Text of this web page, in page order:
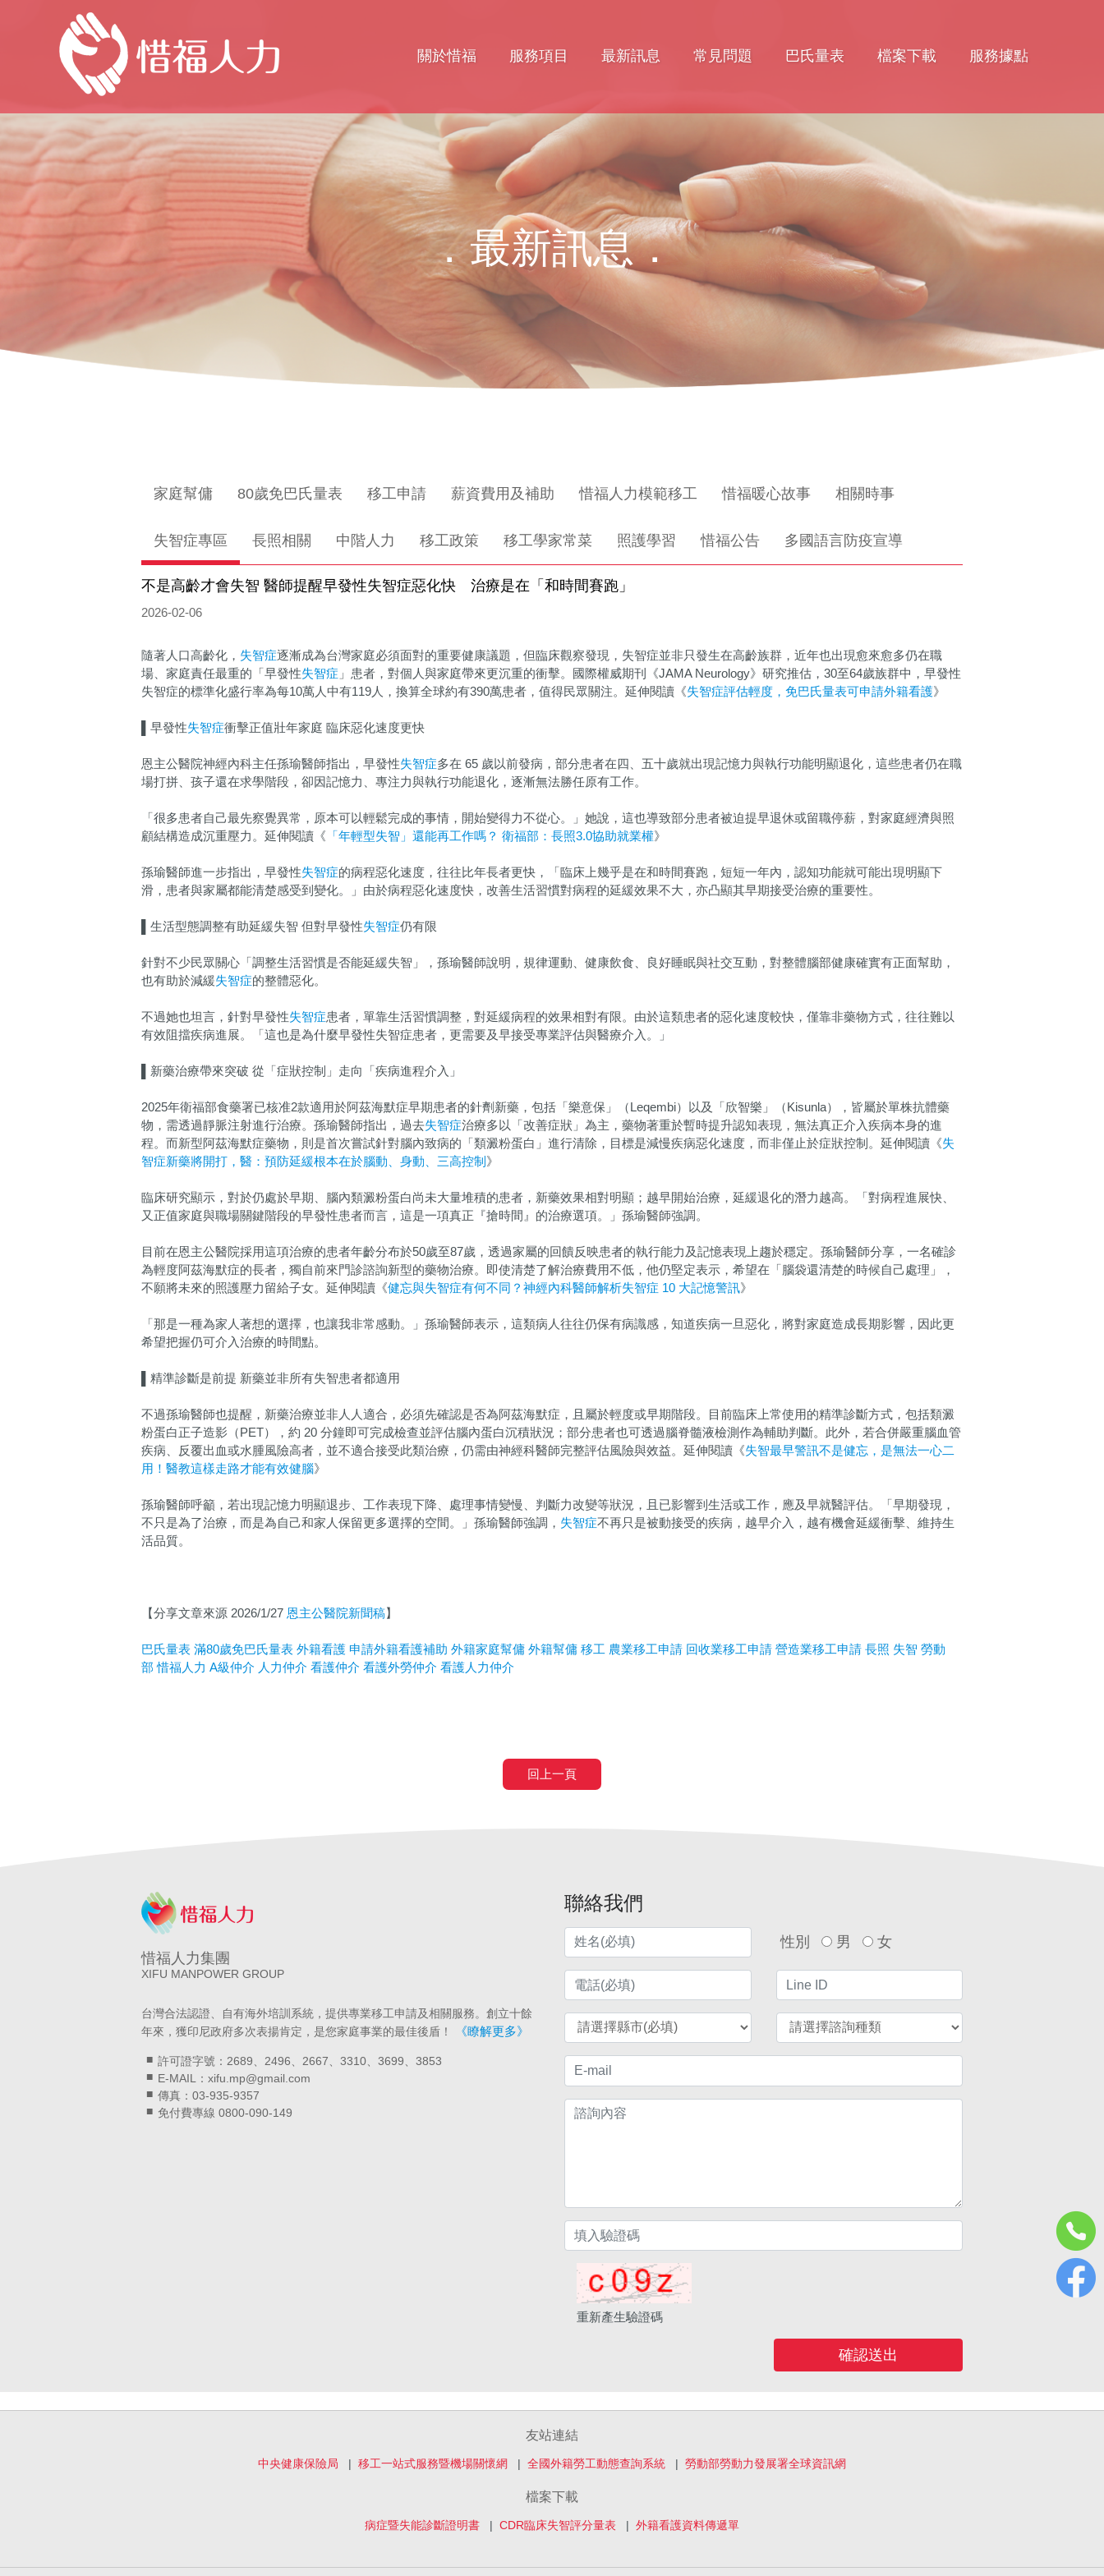
關於惜福 服務項目 最新訊息 常見問題 巴氏量表 檔案下載 服務據點
．最新訊息．
家庭幫傭 80歲免巴氏量表 移工申請 薪資費用及補助 惜福人力模範移工 惜福暖心故事 相關時事
失智症專區 長照相關 中階人力 移工政策 移工學家常菜 照護學習 惜福公告 多國語言防疫宣導
不是高齡才會失智 醫師提醒早發性失智症惡化快 治療是在「和時間賽跑」
2026-02-06
隨著人口高齡化， 失智症逐漸成為台灣家庭必須面對的重要健康議題，但臨床觀察發現，失智症並非只發生在高齡族群，近年也出現愈來愈多仍在職
場、家庭責任最重的「早發性失智症 」患者，對個人與家庭帶來更沉重的衝擊。國際權威期刊《JAMA Neurology》研究推估，30至64歲族群中，早發性
失智症的標準化盛行率為每10萬人中有119人，換算全球約有390萬患者，值得民眾關注。延伸閱讀《失智症評估輕度，免巴氏量表可申請外籍看護》
▌早發性失智症衝擊正值壯年家庭 臨床惡化速度更快
恩主公醫院神經內科主任孫瑜醫師指出，早發性失智症多在 65 歲以前發病，部分患者在四、五十歲就出現記憶力與執行功能明顯退化，這些患者仍在職
場打拼、孩子還在求學階段，卻因記憶力、專注力與執行功能退化，逐漸無法勝任原有工作。
「很多患者自己最先察覺異常，原本可以輕鬆完成的事情，開始變得力不從心。」她說，這也導致部分患者被迫提早退休或留職停薪，對家庭經濟與照
顧結構造成沉重壓力。延伸閱讀《 「年輕型失智」還能再工作嗎？ 衛福部：長照3.0協助就業權》
孫瑜醫師進一步指出，早發性失智症的病程惡化速度，往往比年長者更快，「臨床上幾乎是在和時間賽跑，短短一年內，認知功能就可能出現明顯下
滑，患者與家屬都能清楚感受到變化。」由於病程惡化速度快，改善生活習慣對病程的延緩效果不大，亦凸顯其早期接受治療的重要性。
▌生活型態調整有助延緩失智 但對早發性失智症仍有限
針對不少民眾關心「調整生活習慣是否能延緩失智」，孫瑜醫師說明，規律運動、健康飲食、良好睡眠與社交互動，對整體腦部健康確實有正面幫助，
也有助於減緩失智症的整體惡化。
不過她也坦言，針對早發性失智症患者，單靠生活習慣調整，對延緩病程的效果相對有限。由於這類患者的惡化速度較快，僅靠非藥物方式，往往難以
有效阻擋疾病進展。「這也是為什麼早發性失智症患者，更需要及早接受專業評估與醫療介入。」
▌新藥治療帶來突破 從「症狀控制」走向「疾病進程介入」
2025年衛福部食藥署已核准2款適用於阿茲海默症早期患者的針劑新藥，包括「樂意保」（Leqembi）以及「欣智樂」（Kisunla），皆屬於單株抗體藥
物，需透過靜脈注射進行治療。孫瑜醫師指出，過去失智症治療多以「改善症狀」為主，藥物著重於暫時提升認知表現，無法真正介入疾病本身的進
程。而新型阿茲海默症藥物，則是首次嘗試針對腦內致病的「類澱粉蛋白」進行清除，目標是減慢疾病惡化速度，而非僅止於症狀控制。延伸閱讀《失
智症新藥將開打，醫：預防延緩根本在於腦動、身動、三高控制 》
臨床研究顯示，對於仍處於早期、腦內類澱粉蛋白尚未大量堆積的患者，新藥效果相對明顯；越早開始治療，延緩退化的潛力越高。「對病程進展快、
又正值家庭與職場關鍵階段的早發性患者而言，這是一項真正『搶時間』的治療選項。」孫瑜醫師強調。
目前在恩主公醫院採用這項治療的患者年齡分布於50歲至87歲，透過家屬的回饋反映患者的執行能力及記憶表現上趨於穩定。孫瑜醫師分享，一名確診
為輕度阿茲海默症的長者，獨自前來門診諮詢新型的藥物治療。即使清楚了解治療費用不低，他仍堅定表示，希望在「腦袋還清楚的時候自己處理」，
不願將未來的照護壓力留給子女。延伸閱讀《健忘與失智症有何不同？神經內科醫師解析失智症 10 大記憶警訊》
「那是一種為家人著想的選擇，也讓我非常感動。」孫瑜醫師表示，這類病人往往仍保有病識感，知道疾病一旦惡化，將對家庭造成長期影響，因此更
希望把握仍可介入治療的時間點。
▌精準診斷是前提 新藥並非所有失智患者都適用
不過孫瑜醫師也提醒，新藥治療並非人人適合，必須先確認是否為阿茲海默症，且屬於輕度或早期階段。目前臨床上常使用的精準診斷方式，包括類澱
粉蛋白正子造影（PET），約 20 分鐘即可完成檢查並評估腦內蛋白沉積狀況；部分患者也可透過腦脊髓液檢測作為輔助判斷。此外，若合併嚴重腦血管
疾病、反覆出血或水腫風險高者，並不適合接受此類治療，仍需由神經科醫師完整評估風險與效益。延伸閱讀《失智最早警訊不是健忘，是無法一心二
用！醫教這樣走路才能有效健腦》
孫瑜醫師呼籲，若出現記憶力明顯退步、工作表現下降、處理事情變慢、判斷力改變等狀況，且已影響到生活或工作，應及早就醫評估。「早期發現，
不只是為了治療，而是為自己和家人保留更多選擇的空間。」孫瑜醫師強調， 失智症不再只是被動接受的疾病，越早介入，越有機會延緩衝擊、維持生
活品質。
【分享文章來源 2026/1/27 恩主公醫院新聞稿】
巴氏量表 滿80歲免巴氏量表 外籍看護 申請外籍看護補助 外籍家庭幫傭 外籍幫傭 移工 農業移工申請 回收業移工申請 營造業移工申請 長照 失智 勞動
部 惜福人力 A級仲介 人力仲介 看護仲介 看護外勞仲介 看護人力仲介
回上一頁
惜福人力集團
XIFU MANPOWER GROUP
台灣合法認證、自有海外培訓系統，提供專業移工申請及相關服務。創立十餘
年來，獲印尼政府多次表揚肯定，是您家庭事業的最佳後盾！
《瞭解更多》
許可證字號：2689、2496、2667、3310、3699、3853
E-MAIL：xifu.mp@gmail.com
傳真：03-935-9357
免付費專線 0800-090-149
聯絡我們
性別 男 女
重新產生驗證碼
確認送出
友站連結
中央健康保險局 移工一站式服務暨機場關懷網 全國外籍勞工動態查詢系統 勞動部勞動力發展署全球資訊網
檔案下載
病症暨失能診斷證明書 CDR臨床失智評分量表 外籍看護資料傳遞單